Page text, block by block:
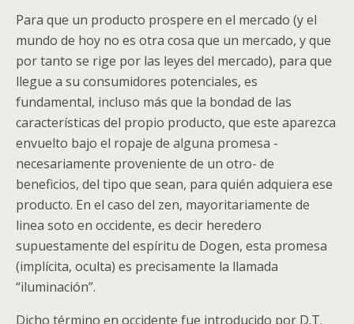
Para que un producto prospere en el mercado (y el
mundo de hoy no es otra cosa que un mercado, y que
por tanto se rige por las leyes del mercado), para que
llegue a su consumidores potenciales, es
fundamental, incluso más que la bondad de las
características del propio producto, que este aparezca
envuelto bajo el ropaje de alguna promesa -
necesariamente proveniente de un otro- de
beneficios, del tipo que sean, para quién adquiera ese
producto. En el caso del zen, mayoritariamente de
linea soto en occidente, es decir heredero
supuestamente del espíritu de Dogen, esta promesa
(implícita, oculta) es precisamente la llamada
“iluminación”.
Dicho término en occidente fue introducido por D.T.